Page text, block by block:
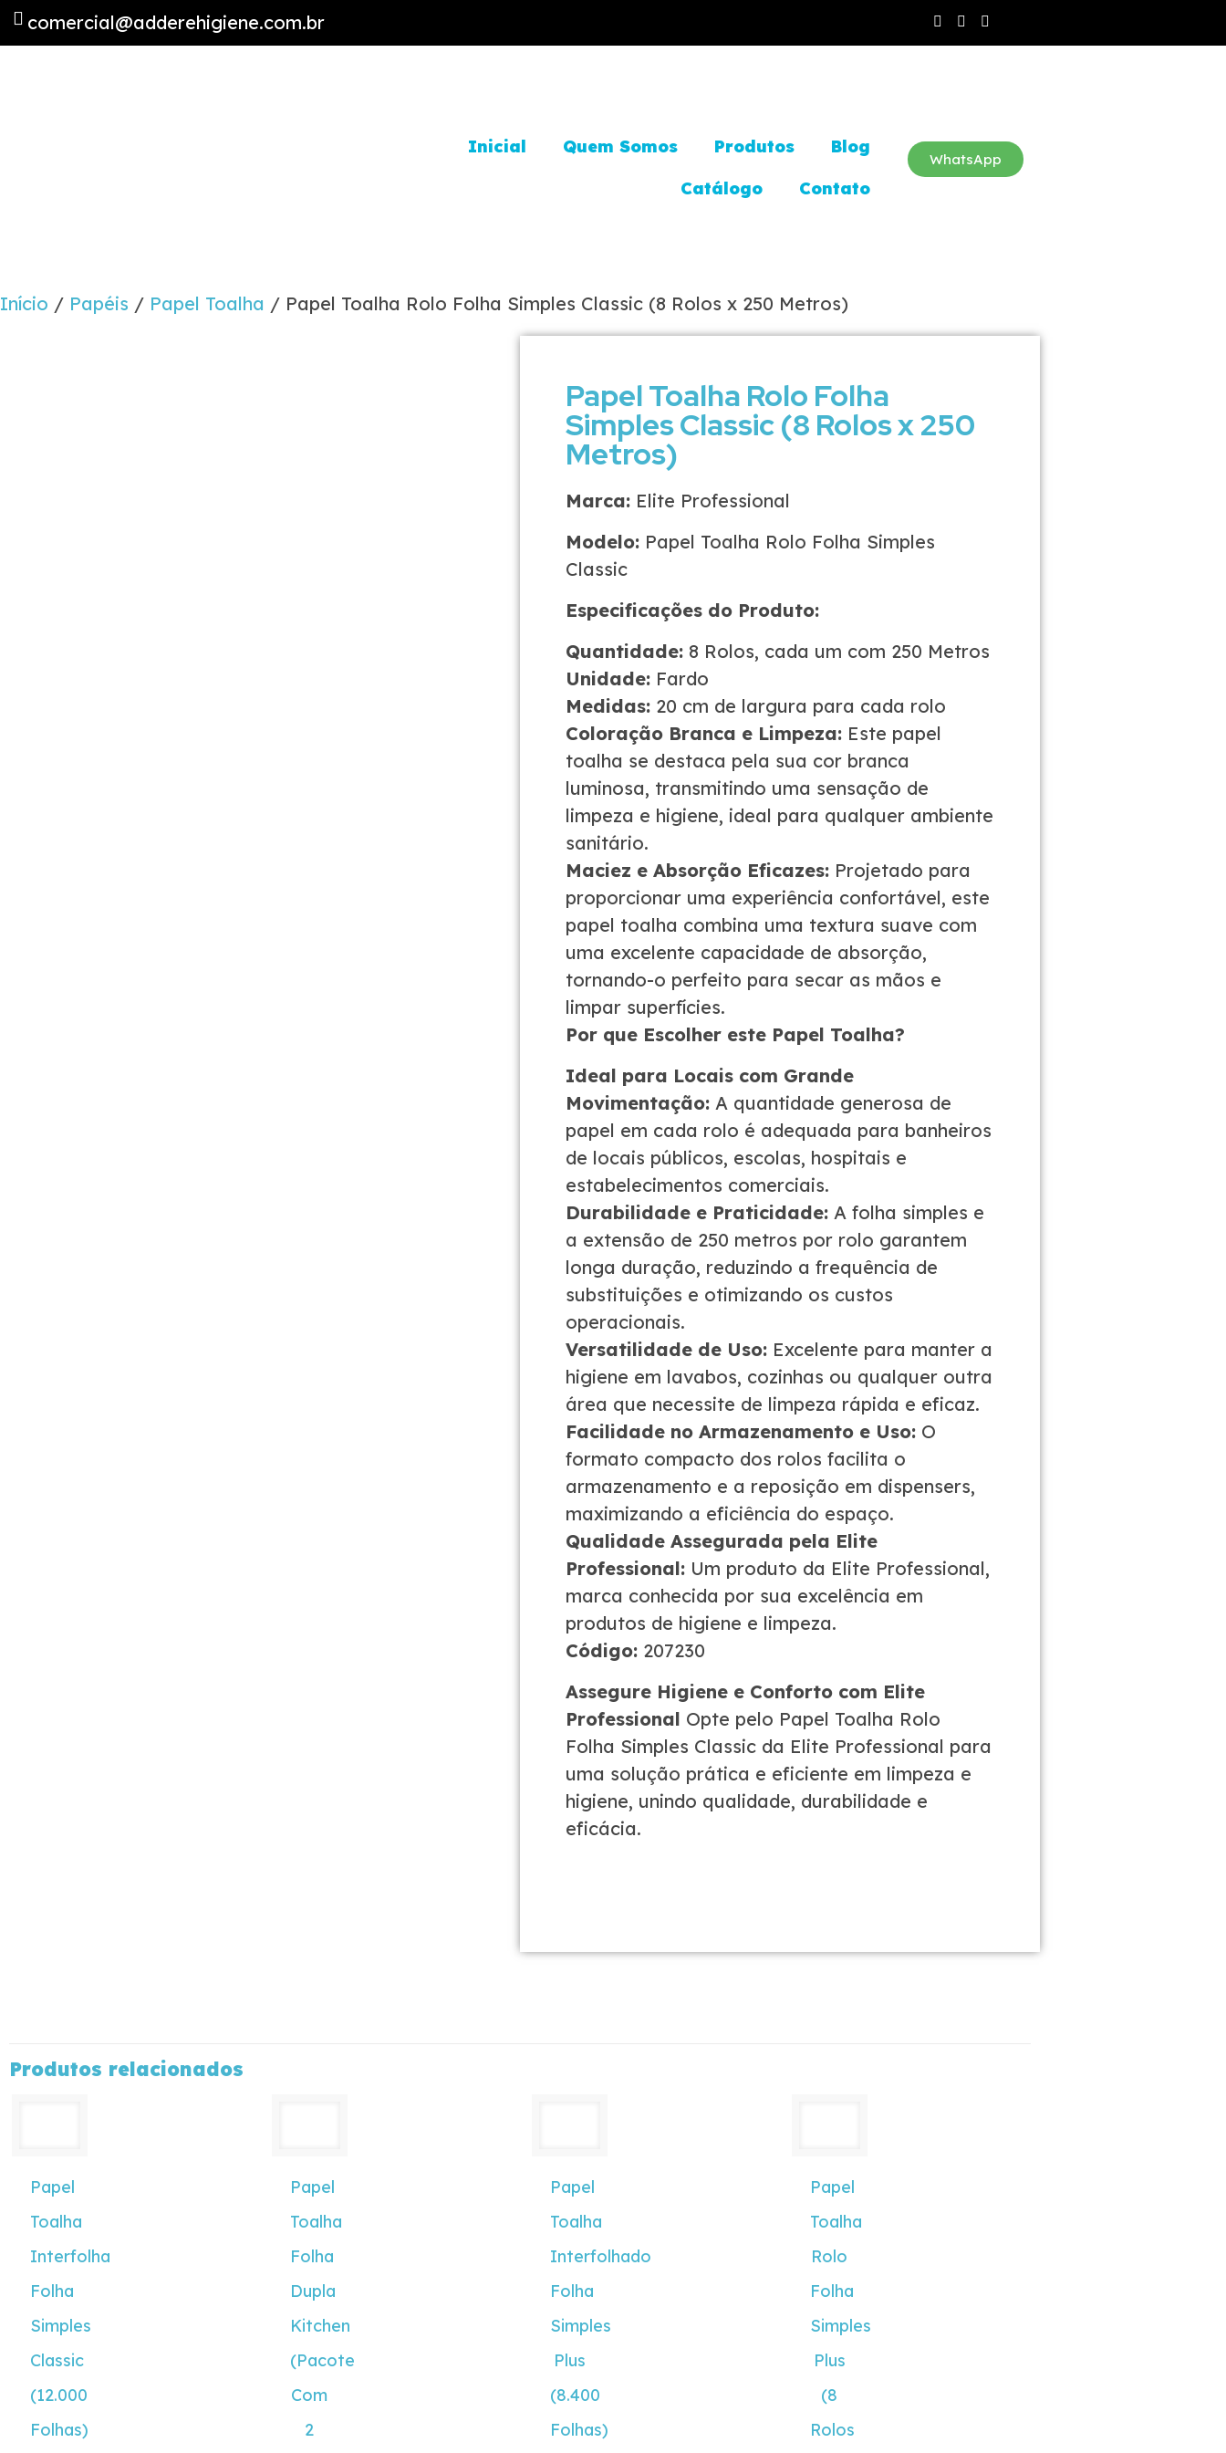
comercial@adderehigiene.com.br
Inicial Quem Somos Produtos
Blog
Catálogo
Contato
WhatsApp
Início / Papéis / Papel Toalha / Papel Toalha Rolo Folha Simples Classic (8 Rolos x 250 Metros)
Papel Toalha Rolo Folha
Simples Classic (8 Rolos x 250
Metros)
Marca: Elite Professional
Modelo: Papel Toalha Rolo Folha Simples
Classic
Especificações do Produto:
Quantidade: 8 Rolos, cada um com 250 Metros
Unidade: Fardo
Medidas: 20 cm de largura para cada rolo
Coloração Branca e Limpeza: Este papel
toalha se destaca pela sua cor branca
luminosa, transmitindo uma sensação de
limpeza e higiene, ideal para qualquer ambiente
sanitário.
Maciez e Absorção Eficazes: Projetado para
proporcionar uma experiência confortável, este
papel toalha combina uma textura suave com
uma excelente capacidade de absorção,
tornando-o perfeito para secar as mãos e
limpar superfícies.
Por que Escolher este Papel Toalha?
Ideal para Locais com Grande
Movimentação: A quantidade generosa de
papel em cada rolo é adequada para banheiros
de locais públicos, escolas, hospitais e
estabelecimentos comerciais.
Durabilidade e Praticidade: A folha simples e
a extensão de 250 metros por rolo garantem
longa duração, reduzindo a frequência de
substituições e otimizando os custos
operacionais.
Versatilidade de Uso: Excelente para manter a
higiene em lavabos, cozinhas ou qualquer outra
área que necessite de limpeza rápida e eficaz.
Facilidade no Armazenamento e Uso: O
formato compacto dos rolos facilita o
armazenamento e a reposição em dispensers,
maximizando a eficiência do espaço.
Qualidade Assegurada pela Elite
Professional: Um produto da Elite Professional,
marca conhecida por sua excelência em
produtos de higiene e limpeza.
Código: 207230
Assegure Higiene e Conforto com Elite
Professional Opte pelo Papel Toalha Rolo
Folha Simples Classic da Elite Professional para
uma solução prática e eficiente em limpeza e
higiene, unindo qualidade, durabilidade e
eficácia.
Produtos relacionados
Papel
Toalha
Interfolha
Folha
Simples
Classic
(12.000
Folhas)
Papel
Toalha
Folha
Dupla
Kitchen
(Pacote
Com
2
Papel
Toalha
Interfolhado
Folha
Simples
Plus
(8.400
Folhas)
Papel
Toalha
Rolo
Folha
Simples
Plus
(8
Rolos